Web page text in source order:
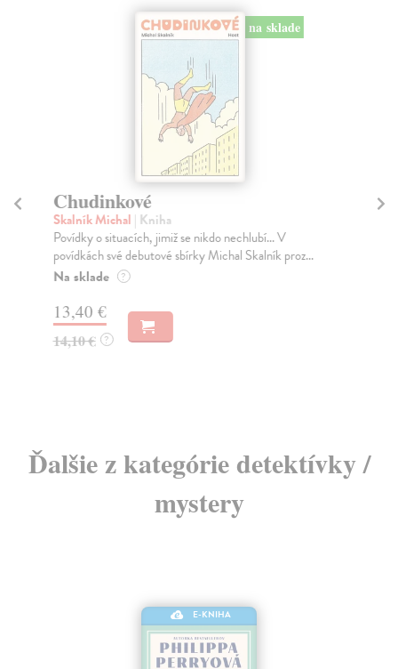
na sklade
Chudinkové
Skalník Michal | Kniha
Povídky o situacích, jimiž se nikdo nechlubí... V
povídkách své debutové sbírky Michal Skalník proz...
Na sklade ?
13,40 €
14,10 € ?
Ďalšie z kategórie detektívky /
mystery
E-KNIHA